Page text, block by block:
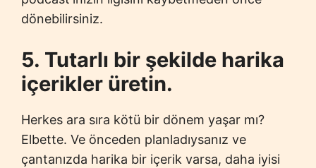
dönebilirsiniz.
5. Tutarlı bir şekilde harika
içerikler üretin.
Herkes ara sıra kötü bir dönem yaşar mı?
Elbette. Ve önceden planladıysanız ve
çantanızda harika bir içerik varsa, daha iyisi